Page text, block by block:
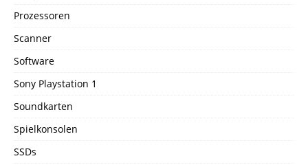
Prozessoren
Scanner
Software
Sony Playstation 1
Soundkarten
Spielkonsolen
SSDs